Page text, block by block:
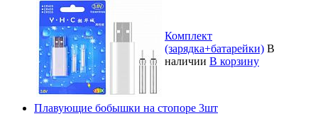
Комплект
(зарядка+батарейки) В
наличии В корзину
Плавующие бобышки на стопоре 3шт